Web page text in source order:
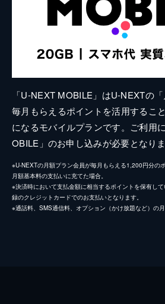
「U-NEXT MOBILE」はU-NEXTの
毎月もらえるポイントを活用するこ
になるモバイルプランです。ご利用
OBILE」のお申し込みが必要となりま
※U-NEXTの月額プラン会員が毎月もらえる1,200円分の
月額基本料の支払いに充てた場合。
※決済時において支払金額に相当するポイントを保有し
録のクレジットカードでのお支払いとなります。
※通話料、SMS通信料、オプション（かけ放題など）の